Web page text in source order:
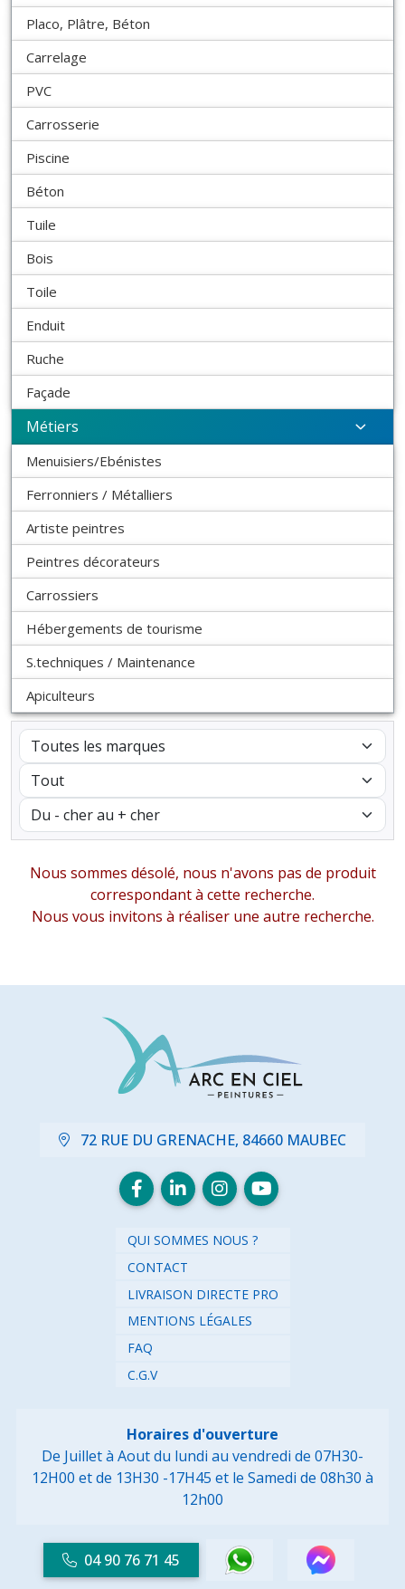
Placo, Plâtre, Béton
Carrelage
PVC
Carrosserie
Piscine
Béton
Tuile
Bois
Toile
Enduit
Ruche
Façade
Métiers
Menuisiers/Ebénistes
Ferronniers / Métalliers
Artiste peintres
Peintres décorateurs
Carrossiers
Hébergements de tourisme
S.techniques / Maintenance
Apiculteurs
Nous sommes désolé, nous n'avons pas de produit
correspondant à cette recherche.
Nous vous invitons à réaliser une autre recherche.
72 RUE DU GRENACHE, 84660 MAUBEC
QUI SOMMES NOUS ?
CONTACT
LIVRAISON DIRECTE PRO
MENTIONS LÉGALES
FAQ
C.G.V
Horaires d'ouverture
De Juillet à Aout du lundi au vendredi de 07H30-
12H00 et de 13H30 -17H45 et le Samedi de 08h30 à
12h00
04 90 76 71 45